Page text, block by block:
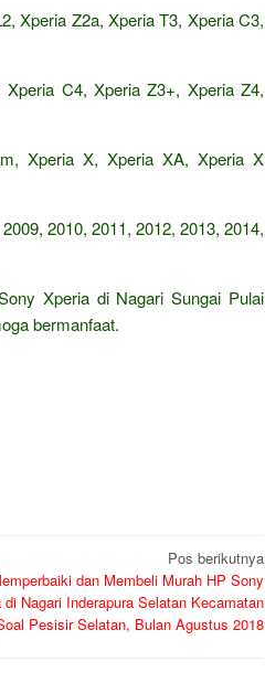
Xperia Z2a, Xperia T3, Xperia C3,
C4, Xperia Z3+, Xperia Z4,
Xperia X, Xperia XA, Xperia X
2010, 2011, 2012, 2013, 2014,
Xperia di Nagari Sungai Pulai
bermanfaat.
Pos berikutnya
dan Membeli Murah HP Sony
di Nagari Inderapura Selatan Kecamatan
Pesisir Selatan, Bulan Agustus 2018